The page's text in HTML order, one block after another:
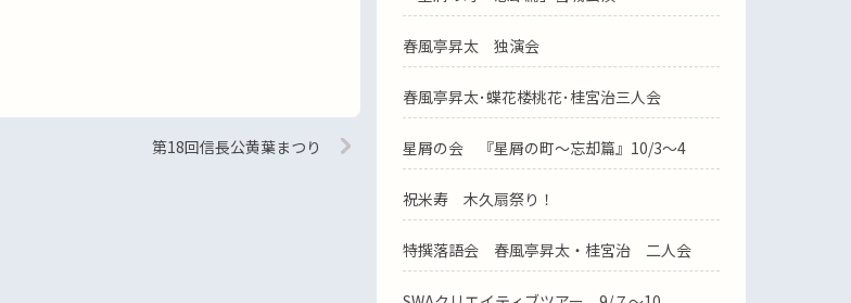
第18回信長公黄葉まつり
春風亭昇太 独演会
春風亭昇太･蝶花楼桃花･桂宮治三人会
星屑の会 『星屑の町～忘却篇』10/3～4
祝米寿 木久扇祭り！
特撰落語会 春風亭昇太・桂宮治 二人会